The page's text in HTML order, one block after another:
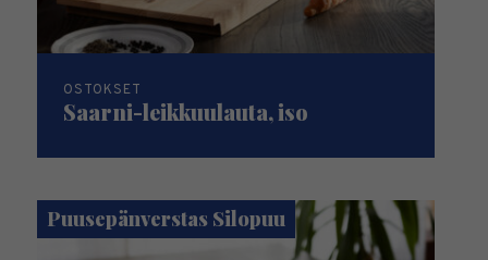
OSTOKSET
Saarni-leikkuulauta, iso
Puusepänverstas Silopuu